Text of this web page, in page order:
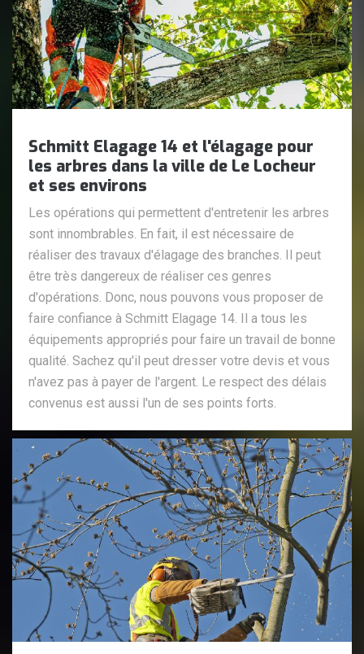
Schmitt Elagage 14 et l'élagage pour
les arbres dans la ville de Le Locheur
et ses environs
Les opérations qui permettent d'entretenir les arbres
sont innombrables. En fait, il est nécessaire de
réaliser des travaux d'élagage des branches. Il peut
être très dangereux de réaliser ces genres
d'opérations. Donc, nous pouvons vous proposer de
faire confiance à Schmitt Elagage 14. Il a tous les
équipements appropriés pour faire un travail de bonne
qualité. Sachez qu'il peut dresser votre devis et vous
n'avez pas à payer de l'argent. Le respect des délais
convenus est aussi l'un de ses points forts.